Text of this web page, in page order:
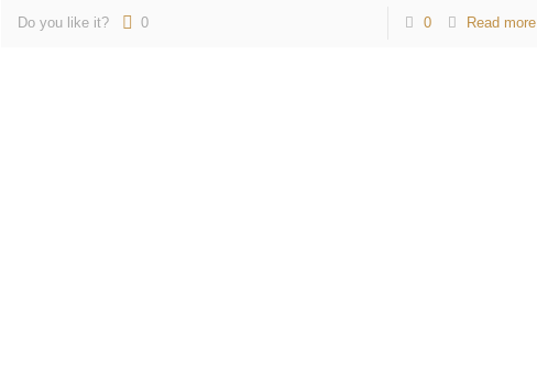
Do you like it? 0 0 Read more